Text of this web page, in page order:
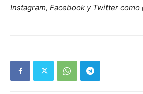
Instagram, Facebook y Twitter